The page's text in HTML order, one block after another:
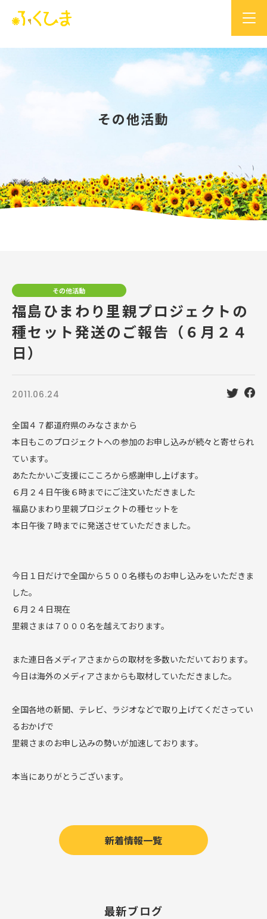
その他活動
その他活動
福島ひまわり里親プロジェクトの
種セット発送のご報告（６月２４
日）
2011.06.24
全国４７都道府県のみなさまから
本日もこのプロジェクトへの参加のお申し込みが続々と寄せられ
ています。
あたたかいご支援にこころから感謝申し上げます。
６月２４日午後６時までにご注文いただきました
福島ひまわり里親プロジェクトの種セットを
本日午後７時までに発送させていただきました。
今日１日だけで全国から５００名様ものお申し込みをいただきま
した。
６月２４日現在
里親さまは７０００名を越えております。
また連日各メディアさまからの取材を多数いただいております。
今日は海外のメディアさまからも取材していただきました。
全国各地の新聞、テレビ、ラジオなどで取り上げてくださってい
るおかげで
里親さまのお申し込みの勢いが加速しております。
本当にありがとうございます。
新着情報一覧
最新ブログ